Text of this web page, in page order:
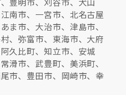
南市、一宮市、北名古屋
ま市、大治市、津島市、
、弥富市、東海市、大府
久比町、知立市、安城
滑市、武豊町、美浜町、
市、豊田市、岡崎市、幸